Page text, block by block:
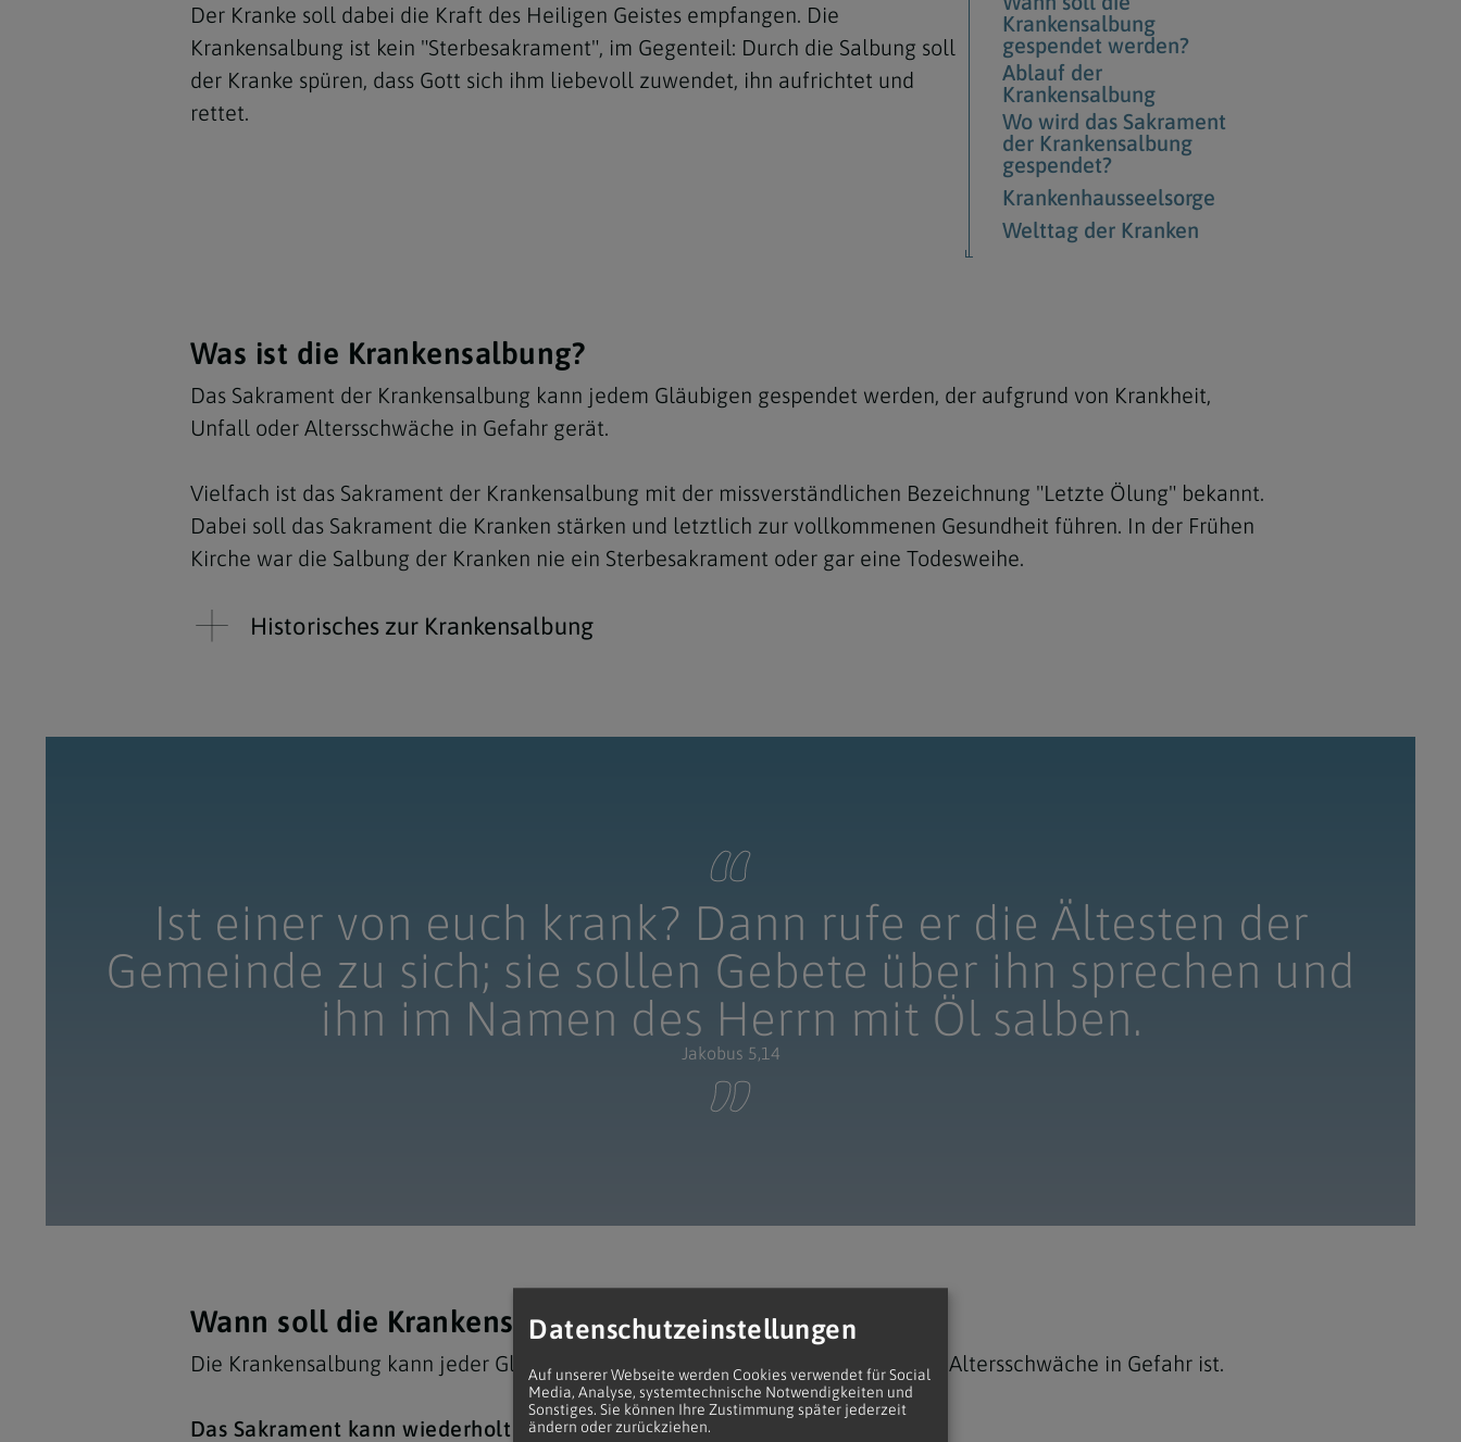
Der Kranke soll dabei die Kraft des Heiligen Geistes empfangen. Die
Krankensalbung ist kein "Sterbesakrament", im Gegenteil: Durch die Salbung soll
der Kranke spüren, dass Gott sich ihm liebevoll zuwendet, ihn aufrichtet und
rettet.
Krankensalbung
gespendet werden?
Ablauf der
Krankensalbung
Wo wird das Sakrament
der Krankensalbung
gespendet?
Krankenhausseelsorge
Welttag der Kranken
Was ist die Krankensalbung?
Das Sakrament der Krankensalbung kann jedem Gläubigen gespendet werden, der aufgrund von Krankheit,
Unfall oder Altersschwäche in Gefahr gerät.
Vielfach ist das Sakrament der Krankensalbung mit der missverständlichen Bezeichnung "Letzte Ölung" bekannt.
Dabei soll das Sakrament die Kranken stärken und letztlich zur vollkommenen Gesundheit führen. In der Frühen
Kirche war die Salbung der Kranken nie ein Sterbesakrament oder gar eine Todesweihe.
Historisches zur Krankensalbung
Ist einer von euch krank? Dann rufe er die Ältesten der
Gemeinde zu sich; sie sollen Gebete über ihn sprechen und
ihn im Namen des Herrn mit Öl salben.
Jakobus 5,14
Wann soll die Krankensalbung gespendet werden?
Die Krankensalbung kann jeder Gläubige empfangen, der durch Krankheit oder Altersschwäche in Gefahr ist.
Das Sakrament kann wiederholt gespendet werden.
Datenschutzeinstellungen
Auf unserer Webseite werden Cookies verwendet für Social
Media, Analyse, systemtechnische Notwendigkeiten und
Sonstiges. Sie können Ihre Zustimmung später jederzeit
ändern oder zurückziehen.